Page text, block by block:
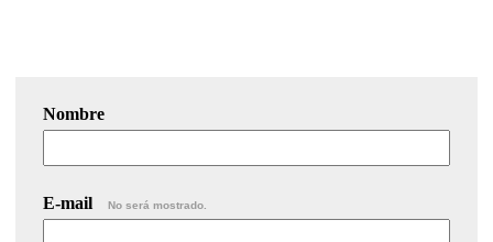
Nombre
E-mail No será mostrado.